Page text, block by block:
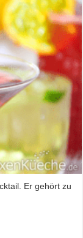
Er gehört zu